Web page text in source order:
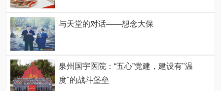
与天堂的对话——想念大保
泉州国宇医院：“五心”党建，建设有"温
度"的战斗堡垒